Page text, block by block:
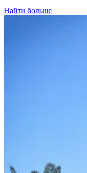
Найти больше